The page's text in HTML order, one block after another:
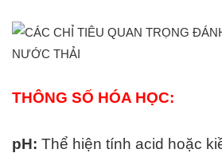
THÔNG SỐ HÓA HỌC:
pH: Thể hiện tính acid hoặc